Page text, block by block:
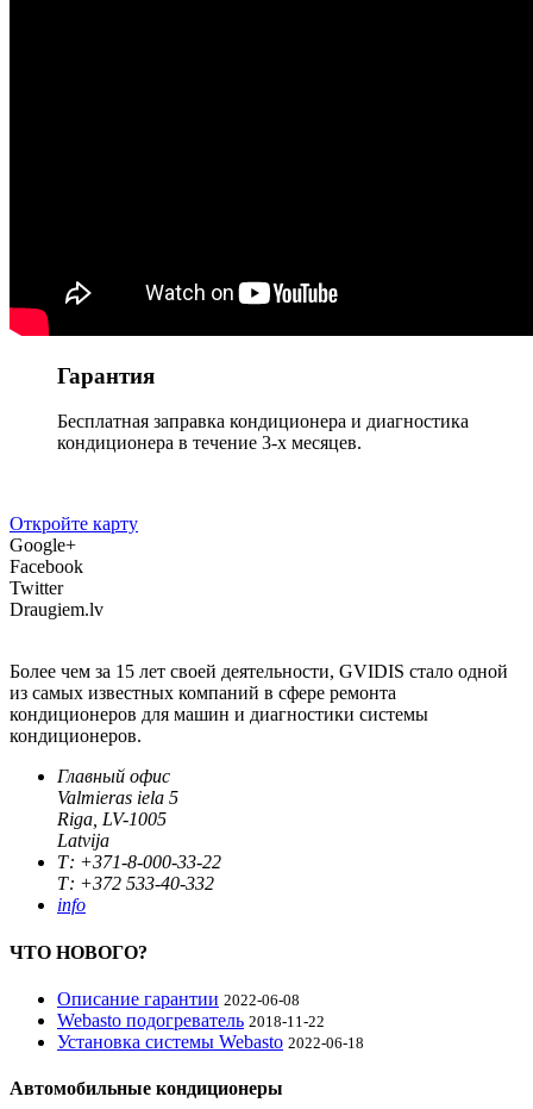
Гарантия
Бесплатная заправка кондиционера и диагностика
кондиционера в течение 3-х месяцев.
Откройте карту
Google+
Facebook
Twitter
Draugiem.lv
Более чем за 15 лет своей деятельности, GVIDIS стало одной
из самых известных компаний в сфере ремонта
кондиционеров для машин и диагностики системы
кондиционеров.
Главный офис
Valmieras iela 5
Riga, LV-1005
Latvija
Т: +371-8-000-33-22
Т: +372 533-40-332
info
ЧТО НОВОГО?
Описание гарантии 2022-06-08
Webasto подогреватель 2018-11-22
Установка системы Webasto 2022-06-18
Автомобильные кондиционеры